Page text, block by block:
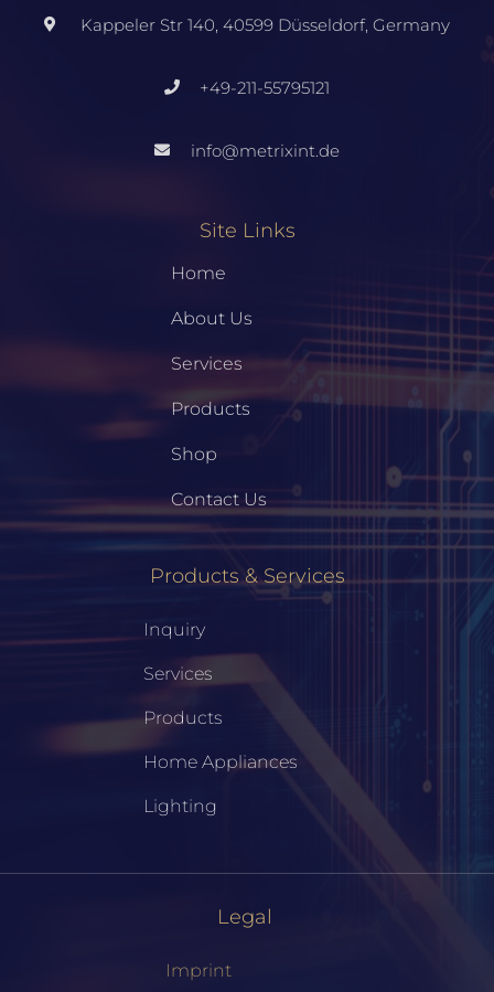
Kappeler Str 140, 40599 Düsseldorf, Germany
+49-211-55795121
info@metrixint.de
Site Links
Home
About Us
Services
Products
Shop
Contact Us
Products & Services
Inquiry
Services
Products
Home Appliances
Lighting
Legal
Imprint